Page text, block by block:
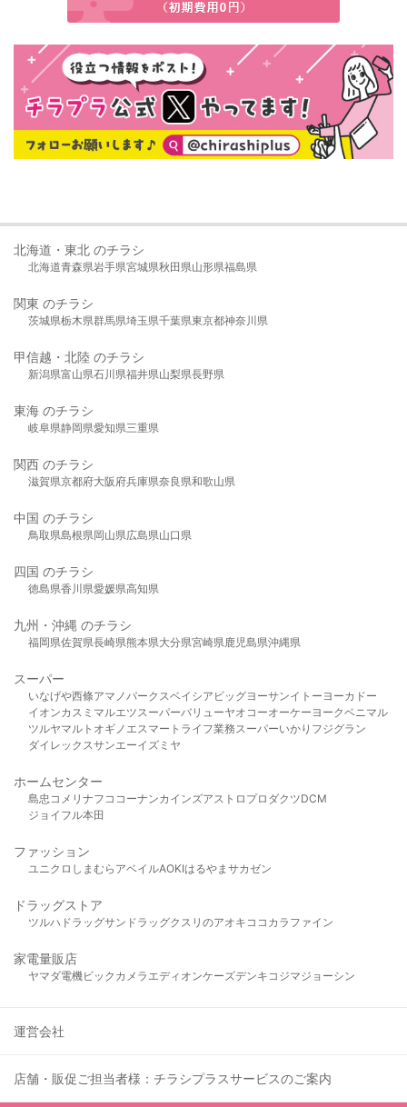
北海道・東北 のチラシ
北海道青森県岩手県宮城県秋田県山形県福島県
関東 のチラシ
茨城県栃木県群馬県埼玉県千葉県東京都神奈川県
甲信越・北陸 のチラシ
新潟県富山県石川県福井県山梨県長野県
東海 のチラシ
岐阜県静岡県愛知県三重県
関西 のチラシ
滋賀県京都府大阪府兵庫県奈良県和歌山県
中国 のチラシ
鳥取県島根県岡山県広島県山口県
四国 のチラシ
徳島県香川県愛媛県高知県
九州・沖縄 のチラシ
福岡県佐賀県長崎県熊本県大分県宮崎県 鹿児島県沖縄県
スーパー
いなげや西條アマノパークスベイシア ビッグヨーサンイトーヨーカドー
イオンカスミ マルエツ スーパーバリューヤオコーオーケー ヨークベニマル
ツルヤマルト オギノ エスマート ライフ業務スーパーいかり フジグラン
ダイレックスサンエーイズミヤ
ホームセンター
島忠 コメリ ナフコ コーナンカインズアストロプロダクツDCM
ジョイフル本田
ファッション
ユニクロ しまむら アベイルAOKIはるやま サカゼン
ドラッグストア
ツルハドラッグサンドラッグクスリのアオキ ココカラファイン
家電量販店
ヤマダ電機ビックカメラ エディオンケーズデンキ コジマジョーシン
運営会社
店舗・販促ご担当者様：チラシプラスサービスのご案内